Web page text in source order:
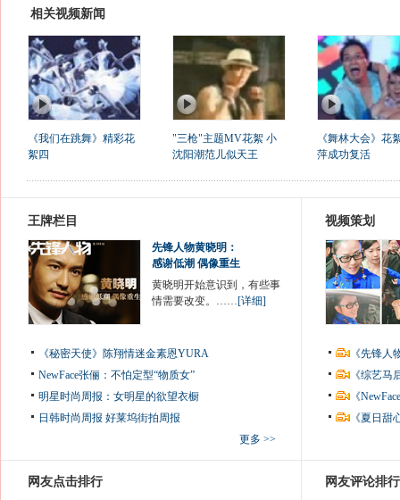
相关视频新闻
《我们在跳舞》精彩花
絮四
"三枪"主题MV花絮 小
沈阳潮范儿似天王
《舞林大会》花
萍成功复活
王牌栏目
先锋人物黄晓明：
感谢低潮 偶像重生
黄晓明开始意识到，有些事
情需要改变。……[详细]
《秘密天使》陈翔情迷金素恩YURA
NewFace张俪：不怕定型“物质女”
明星时尚周报：女明星的欲望衣橱
日韩时尚周报 好莱坞街拍周报
更多 >>
视频策划
《先锋
《综艺
《
《夏日
网友点击排行 网友评论排行